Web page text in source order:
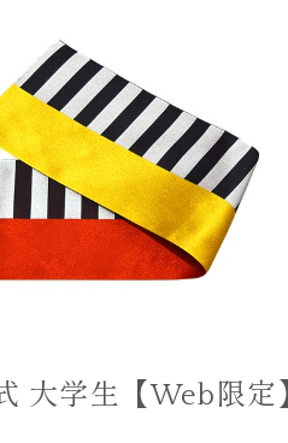
大学生【Web限